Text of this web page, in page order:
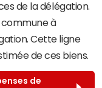
de la délégation.
commune à
Cette ligne
de ces biens.
de